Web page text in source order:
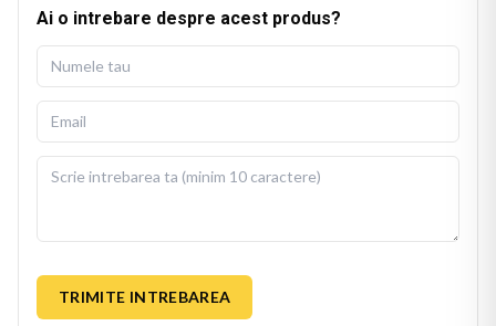
Ai o intrebare despre acest produs?
TRIMITE INTREBAREA